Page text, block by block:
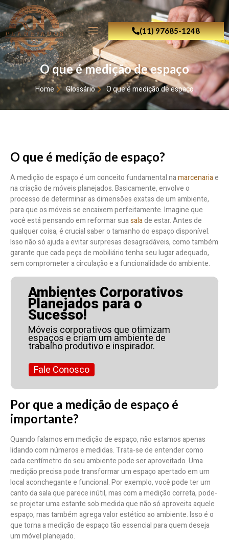
(11) 97685-1248
O que é medição de espaço
Home Glossário O que é medição de espaço
O que é medição de espaço?
A medição de espaço é um conceito fundamental namarcenariae
na criação de móveis planejados. Basicamente, envolve o
processo de determinar as dimensões exatas de um ambiente,
para que os móveis se encaixem perfeitamente. Imagine que
você está pensando em reformar suasalade estar. Antes de
qualquer coisa, é crucial saber o tamanho do espaço disponível.
Isso não só ajuda a evitar surpresas desagradáveis, como também
garante que cada peça de mobiliário tenha seu lugar adequado,
sem comprometer a circulação e a funcionalidade do ambiente.
Ambientes Corporativos
Planejados para o
Sucesso!
Móveis corporativos que otimizam
espaços e criam um ambiente de
trabalho produtivo e inspirador.
Fale Conosco
Por que a medição de espaço é
importante?
Quando falamos em medição de espaço, não estamos apenas
lidando com números e medidas. Trata-se de entender como
cada centímetro do seu ambiente pode ser aproveitado. Uma
medição precisa pode transformar um espaço apertado em um
local aconchegante e funcional. Por exemplo, você pode ter um
canto da sala que parece inútil, mas com a medição correta, pode-
se projetar uma estante sob medida que não só aproveita aquele
espaço, mas também agrega valor estético ao ambiente. Isso é o
que torna a medição de espaço tão essencial para quem deseja
um móvel planejado.